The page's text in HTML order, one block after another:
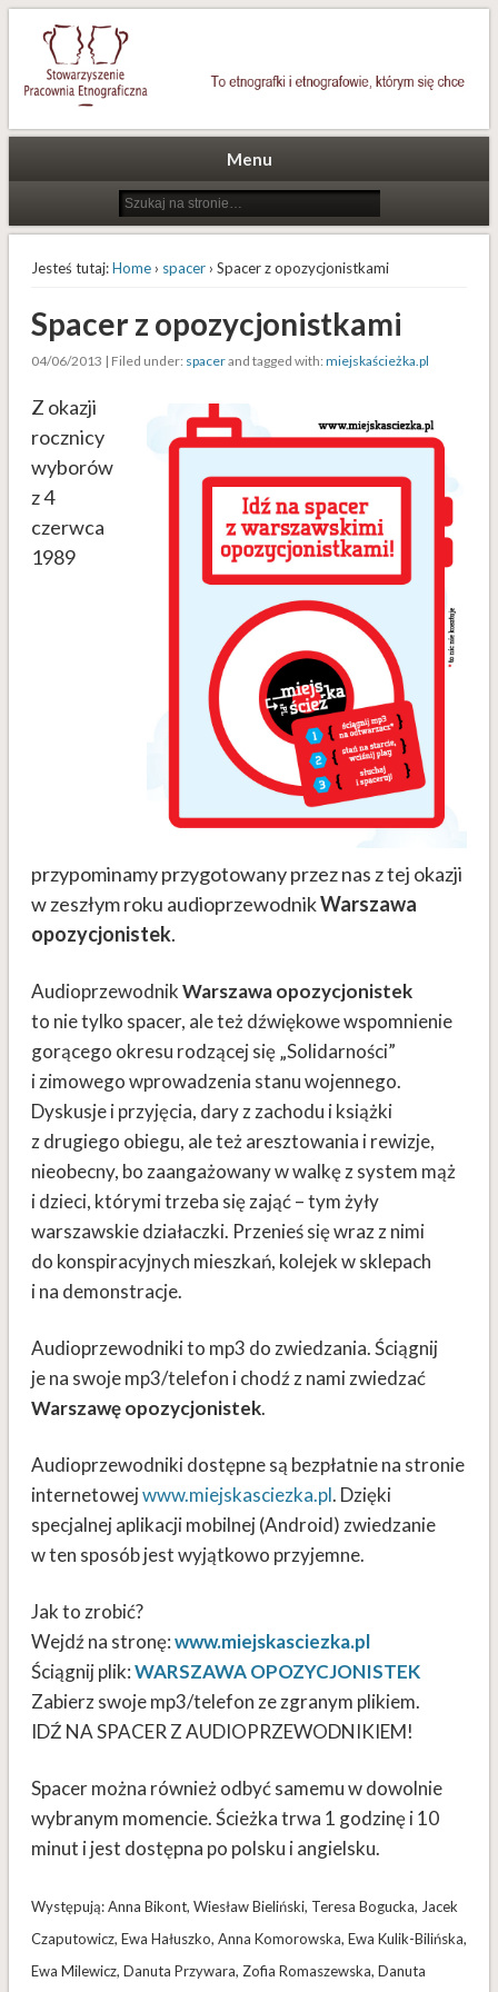
Stowarzyszenie Pracownia
Etnograficzna
To etnografki i etnografowie, którym się chce
Menu
Jesteś tutaj:Home› spacer› Spacer z opozycjonistkami
Spacer z opozycjonistkami
04/06/2013 | Filed under: spacerand tagged with: miejskaścieżka.pl
Z okazji
rocznicy
wyborów
z 4
czerwca
1989
przypominamy przygotowany przez nas z tej okazji
w zeszłym roku audioprzewodnikWarszawa
opozycjonistek.
AudioprzewodnikWarszawa opozycjonistek
to nie tylko spacer, ale też dźwiękowe wspomnienie
gorącego okresu rodzącej się „Solidarności”
i zimowego wprowadzenia stanu wojennego.
Dyskusje i przyjęcia, dary z zachodu i książki
z drugiego obiegu, ale też aresztowania i rewizje,
nieobecny, bo zaangażowany w walkę z system mąż
i dzieci, którymi trzeba się zająć – tym żyły
warszawskie działaczki. Przenieś się wraz z nimi
do konspiracyjnych mieszkań, kolejek w sklepach
i na demonstracje.
Audioprzewodniki to mp3 do zwiedzania. Ściągnij
je na swoje mp3/telefon i chodź z nami zwiedzać
Warszawę opozycjonistek.
Audioprzewodniki dostępne są bezpłatnie na stronie
internetowejwww.miejskasciezka.pl. Dzięki
specjalnej aplikacji mobilnej (Android) zwiedzanie
w ten sposób jest wyjątkowo przyjemne.
Jak to zrobić?
Wejdź na stronę:www.miejskasciezka.pl
Ściągnij plik:WARSZAWA OPOZYCJONISTEK
Zabierz swoje mp3/telefon ze zgranym plikiem.
IDŹ NA SPACER Z AUDIOPRZEWODNIKIEM!
Spacer można również odbyć samemu w dowolnie
wybranym momencie. Ścieżka trwa 1 godzinę i 10
minut i jest dostępna po polsku i angielsku.
Występują: Anna Bikont, Wiesław Bieliński, Teresa Bogucka, Jacek
Czaputowicz, Ewa Hałuszko, Anna Komorowska, Ewa Kulik-Bilińska,
Ewa Milewicz, Danuta Przywara, Zofia Romaszewska, Danuta